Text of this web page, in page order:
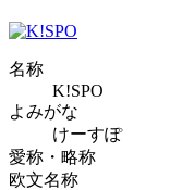
名称
K!SPO
よみがな
けーすぽ
愛称・略称
欧文名称